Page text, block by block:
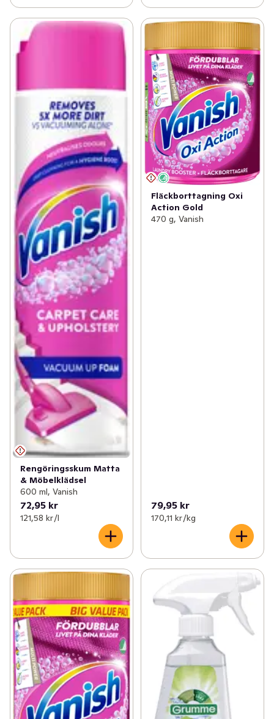
Rengöringsskum Matta
& Möbelklädsel
600 ml, Vanish
72,95 kr
121,58 kr /l
Fläckborttagning Oxi
Action Gold
470 g, Vanish
79,95 kr
170,11 kr /kg